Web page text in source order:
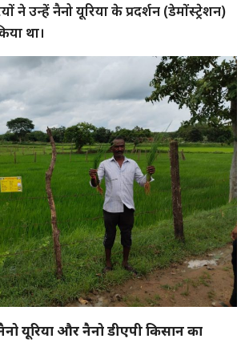
ने उन्हें नैनो यूरिया के प्रदर्शन (डेमोंस्ट्रेशन)
था।
यूरिया और नैनो डीएपी किसान का